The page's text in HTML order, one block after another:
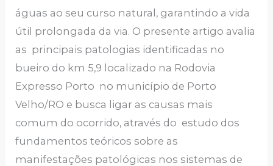
águas ao seu curso natural, garantindo a vida
útil prolongada da via. O presente artigo avalia
as principais patologias identificadas no
bueiro do km 5,9 localizado na Rodovia
Expresso Porto no município de Porto
Velho/RO e busca ligar as causas mais
comum do ocorrido, através do estudo dos
fundamentos teóricos sobre as
manifestações patológicas nos sistemas de